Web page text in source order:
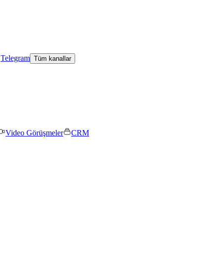
Telegram Tüm kanallar
Video Görüşmeler
CRM